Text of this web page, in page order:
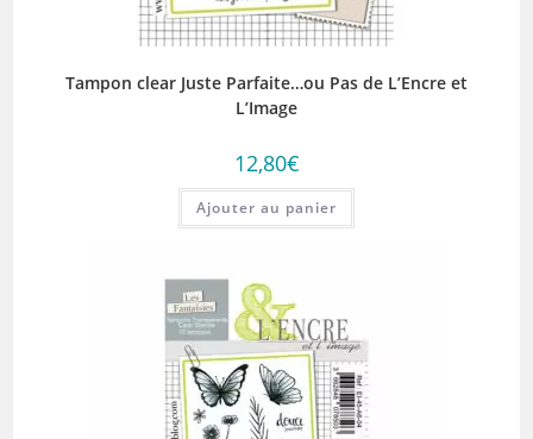
Tampon clear Juste Parfaite…ou Pas de L’Encre et
L’Image
12,80€
Ajouter au panier